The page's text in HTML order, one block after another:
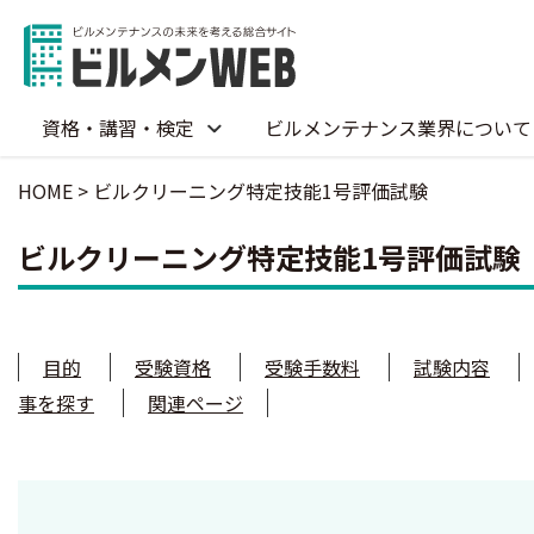
資格・講習・検定 ビルメンテナンス業界について
HOME > ビルクリーニング特定技能1号評価試験
ビルクリーニング特定技能1号評価試験
目的 受験資格 受験手数料
試験内容
事を探す
関連ページ